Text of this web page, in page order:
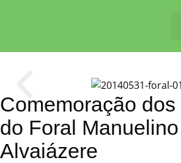
Comemoração
do Foral
Alvaiázere